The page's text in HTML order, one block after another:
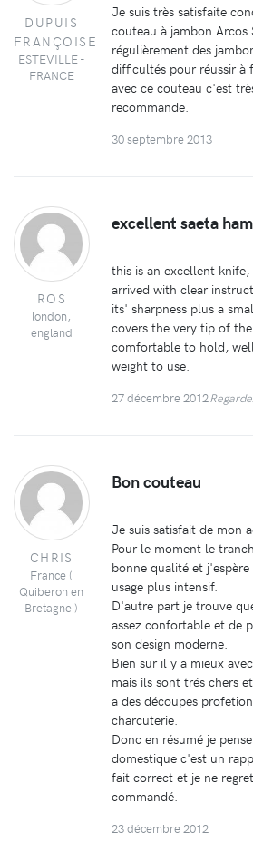
DUPUIS
FRANÇOISE
ESTEVILLE -
FRANCE
Je suis très satisfaite
couteau à jambon Arcos
régulièrement des
difficultés pour réussir à
avec ce couteau c'est
recommande.
30 septembre 2013
ROS
london,
england
excellent saeta
this is an excellent
arrived with clear
its' sharpness plus a
covers the very tip of
comfortable to hold,
weight to use.
27 décembre 2012
CHRIS
France (
Quiberon en
Bretagne )
Bon couteau
Je suis satisfait de mon
Pour le moment le
bonne qualité et
usage plus intensif.
D'autre part je trouve
assez confortable et de
son design moderne.
Bien sur il y a mieux
mais ils sont trés chers
a des découpes
charcuterie.
Donc en résumé je
domestique c'est un
fait correct et je ne
commandé.
23 décembre 2012